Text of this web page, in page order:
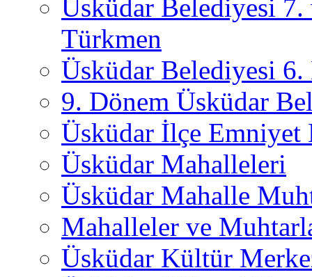
Üsküdar Belediyesi
Türkmen
Üsküdar Belediyesi 6.
9. Dönem Üsküdar
Üsküdar İlçe
Üsküdar Mahalleleri
Üsküdar Mahalle
Mahalleler ve
Üsküdar Kültür